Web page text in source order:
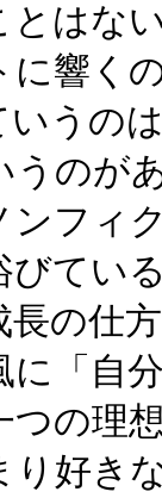
とはな
に響く
いうの
うのが
ンフィ
びてい
の仕
に「自
つの理
り好き